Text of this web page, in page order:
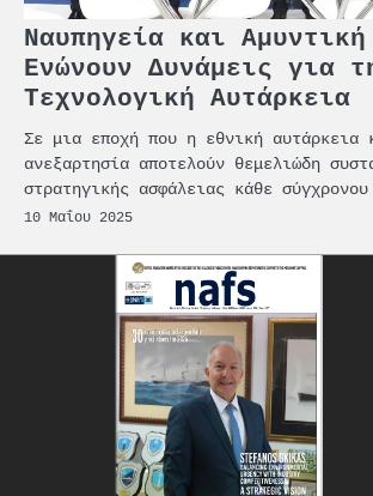
Ναυπηγεία και
Ενώνουν Δυνάμεις για
Τεχνολογική Αυτάρκεια
Σε μια εποχή που η εθνική αυτάρκεια
ανεξαρτησία αποτελούν θεμελιώδη
στρατηγικής ασφάλειας κάθε
10 Μαΐου 2025